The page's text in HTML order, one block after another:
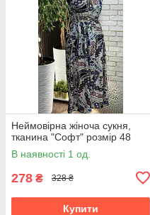
Неймовірна жіноча сукня,
тканина "Софт" розмір 48
В наявності 1 од.
278 ₴ 328 ₴
Купити